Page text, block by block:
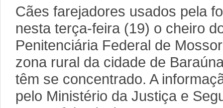
Cães farejadores usados pela
nesta terça-feira (19) o cheiro
Penitenciária Federal de
zona rural da cidade de
têm se concentrado. A
pelo Ministério da Justiça e